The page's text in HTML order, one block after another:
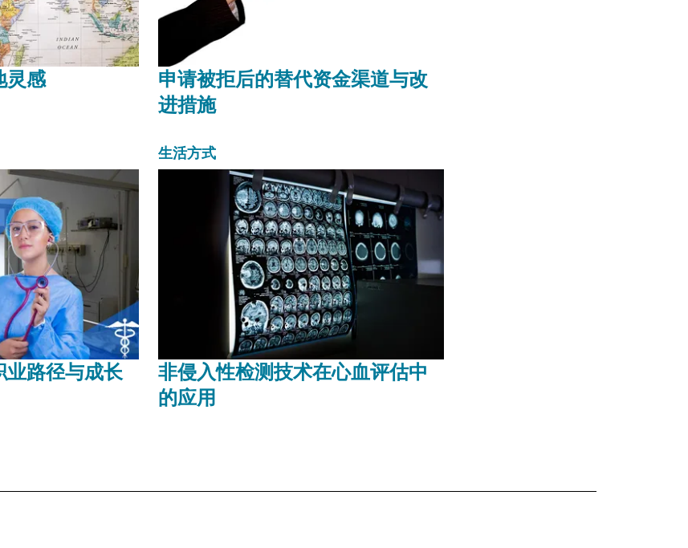
灵感
申请被拒后的替代资金渠道与改
进措施
业路径与成长
生活方式
非侵入性检测技术在心血评估中
的应用